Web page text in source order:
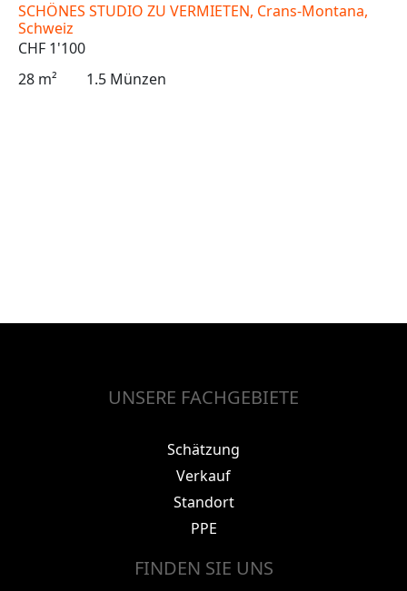
SCHÖNES STUDIO ZU VERMIETEN, Crans-Montana,
Schweiz
CHF 1'100
28 m²
1.5 Münzen
UNSERE FACHGEBIETE
Schätzung
Verkauf
Standort
PPE
FINDEN SIE UNS